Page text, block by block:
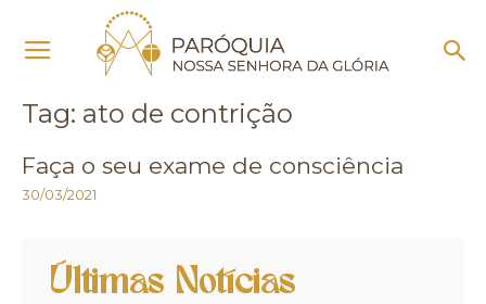
Ato de contrição
Tag: ato de contrição
Faça o seu exame de consciência
30/03/2021
Últimas Notícias